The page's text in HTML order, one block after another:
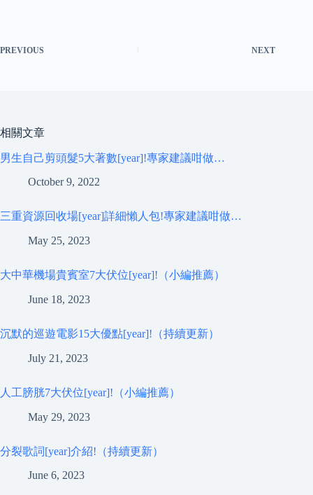
PREVIOUS NEXT
相關文章
男生自己剪頭髮5大著數[year]!專家建議咁做…
October 9, 2022
三重資源回收場[year]詳細懶人包!專家建議咁做…
May 25, 2023
大中華機場貴賓室7大伏位[year]!（小編推薦）
June 18, 2023
沉默的巡遊電影15大優點[year]!（持續更新）
July 21, 2023
人工膀胱7大伏位[year]!（小編推薦）
May 29, 2023
分裂歌詞[year]介紹!（持續更新）
June 6, 2023